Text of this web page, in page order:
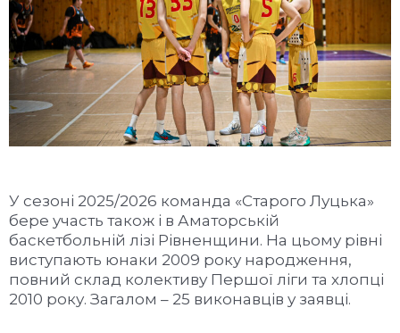
У сезоні 2025/2026 команда «Старого Луцька»
бере участь також і в Аматорській
баскетбольній лізі Рівненщини. На цьому рівні
виступають юнаки 2009 року народження,
повний склад колективу Першої ліги та хлопці
2010 року. Загалом – 25 виконавців у заявці.